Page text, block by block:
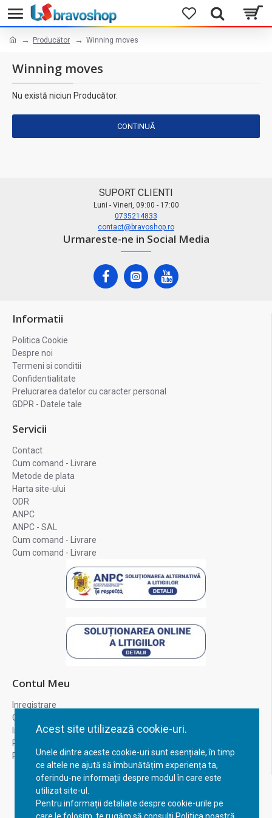
Acest site utilizează cookie-uri.
Unele dintre aceste cookie-uri sunt esențiale, în timp
ce altele ne ajută să îmbunătățim experiența ta,
oferindu-ne informații despre modul în care este
utilizat site-ul.
Pentru informații detaliate despre cookie-urile pe
Producător Winning moves
Winning moves
Nu există niciun Producător.
CONTINUĂ
SUPORT CLIENTI
Luni - Vineri, 09:00 - 17:00
0735214833
contact@bravoshop.ro
Urmareste-ne in Social Media
Informatii
Politica Cookie
Despre noi
Termeni si conditii
Confidentialitate
Prelucrarea datelor cu caracter personal
GDPR - Datele tale
Servicii
Contact
Cum comand - Livrare
Metode de plata
Harta site-ului
ODR
ANPC
ANPC - SAL
Cum comand - Livrare
Cum comand - Livrare
Contul Meu
Inregistrare
Contul meu
Istoric comenzi
Recuperare parola
Returnare produs